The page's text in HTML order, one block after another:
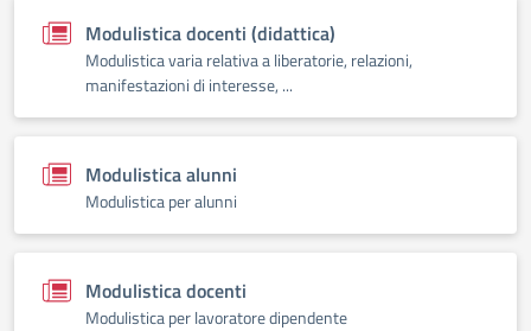
Modulistica docenti (didattica)
Modulistica varia relativa a liberatorie, relazioni,
manifestazioni di interesse, ...
Modulistica alunni
Modulistica per alunni
Modulistica docenti
Modulistica per lavoratore dipendente